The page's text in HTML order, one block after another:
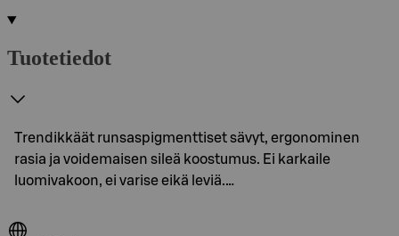
Tuotetiedot
Trendikkäät runsaspigmenttiset sävyt, ergonominen
rasia ja voidemaisen sileä koostumus. Ei karkaile
luomivakoon, ei varise eikä leviä.…